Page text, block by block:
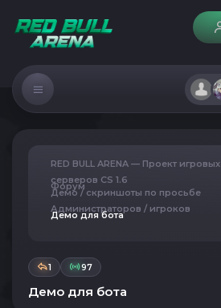
RED BULL ARENA — Проект игровых
серверов CS 1.6
Форум
Демо / скриншоты по просьбе
Администраторов / игроков
Демо для бота
1 97
Демо для бота